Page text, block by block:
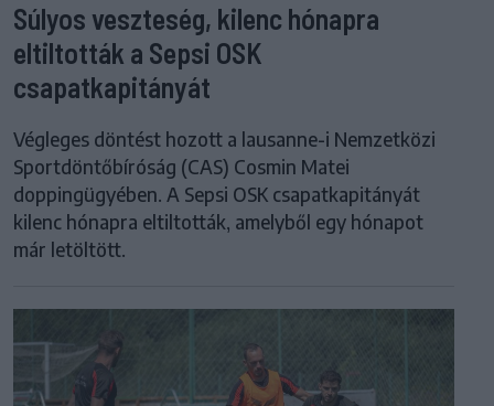
Súlyos veszteség, kilenc hónapra
eltiltották a Sepsi OSK
csapatkapitányát
Végleges döntést hozott a lausanne-i Nemzetközi
Sportdöntőbíróság (CAS) Cosmin Matei
doppingügyében. A Sepsi OSK csapatkapitányát
kilenc hónapra eltiltották, amelyből egy hónapot
már letöltött.